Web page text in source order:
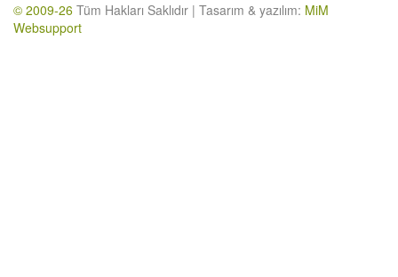
© 2009-26 Tüm Hakları Saklıdır | Tasarım & yazılım: MiM
Websupport